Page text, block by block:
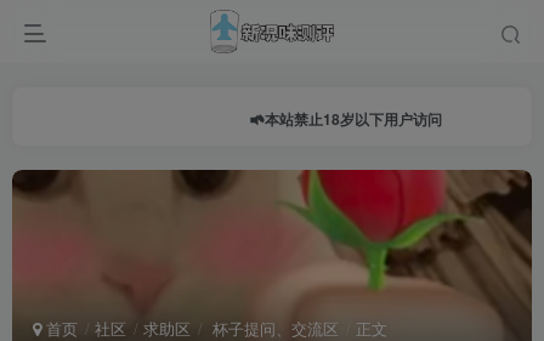
本站禁止18岁以下用户访问
首页 社区 求助区 杯子提问、交流区 正文